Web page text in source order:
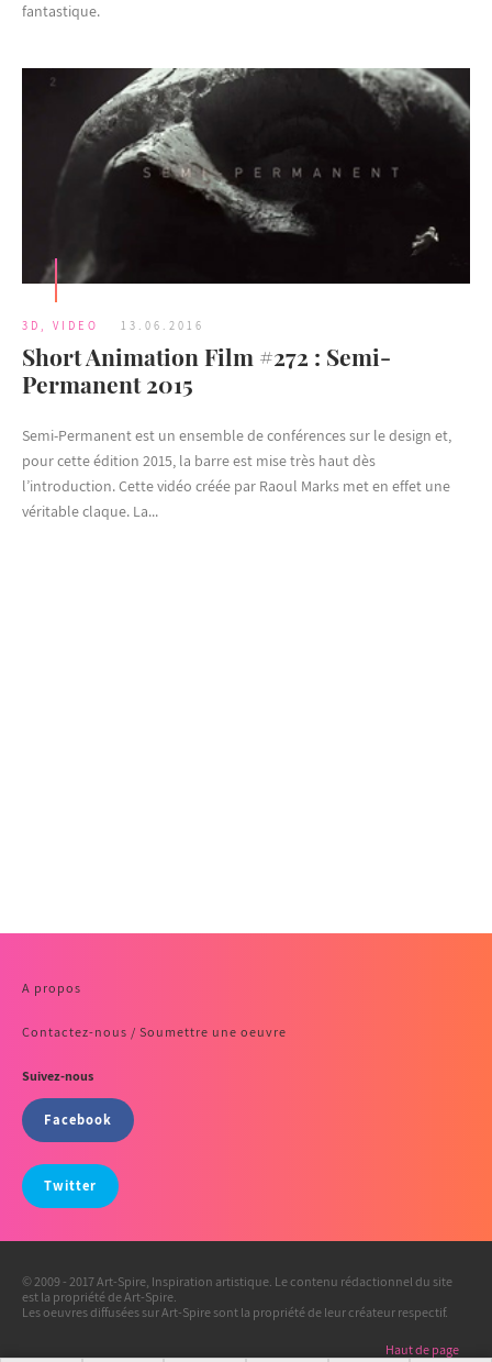
fantastique.
3D , VIDEO 13.06.2016
Short Animation Film #272 : Semi-
Permanent 2015
Semi-Permanent est un ensemble de conférences sur le design et,
pour cette édition 2015, la barre est mise très haut dès
l’introduction. Cette vidéo créée par Raoul Marks met en effet une
véritable claque. La...
A propos
Contactez-nous / Soumettre une oeuvre
Suivez-nous
Facebook
Twitter
© 2009 - 2017 Art-Spire, Inspiration artistique. Le contenu rédactionnel du site
est la propriété de Art-Spire.
Les oeuvres diffusées sur Art-Spire sont la propriété de leur créateur respectif.
Haut de page